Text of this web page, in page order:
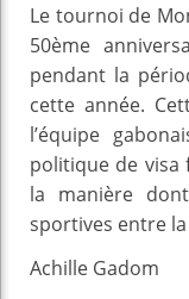
Le tournoi de
50ème
pendant la
cette année.
l’équipe
politique de visa
la manière
sportives entre
Achille Gadom